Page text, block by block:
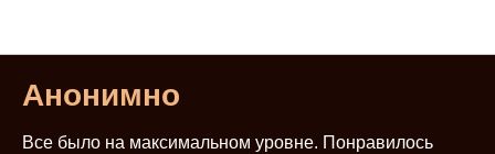
Анонимно
Все было на максимальном уровне. Понравилось